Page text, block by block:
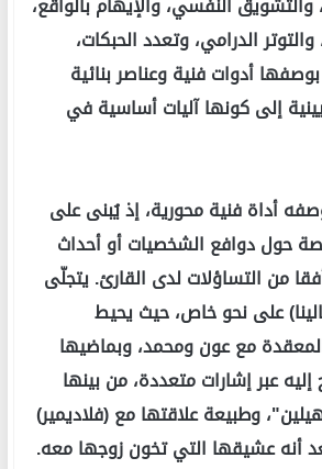
الدرامي، وتعدد الحبكات،
أدوات فنية وعناصر بنائية
إلى كونها آليات أساسية في
أداة فنية محورية، إذ يُبنى على
حول دوافع الشخصيات أو أحداث
من التساؤلات لدى القارئ. يتجلّى
على نحو خاص، حيث يحيط
مع عون ومحمد، وبماضيها
عبر إشارات متعددة، من بينها
وطبيعة علاقتها مع (فلاديمير)
أنه عشيقها التي تخون زوجها معه.